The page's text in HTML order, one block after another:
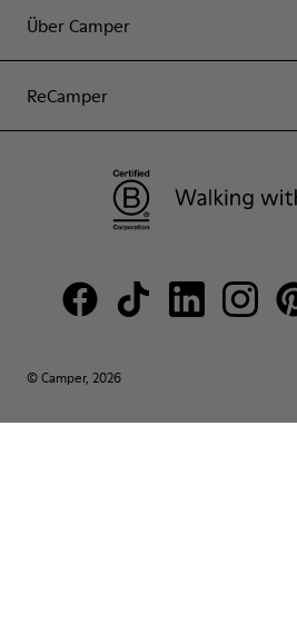
Über Camper
ReCamper
© Camper, 2026